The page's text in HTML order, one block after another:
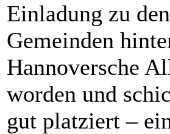
Einladung zu
Gemeinden
Hannoversche
worden und
gut platziert –